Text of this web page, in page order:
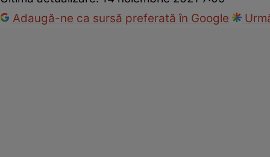
Adaugă-ne ca sursă preferată în Google